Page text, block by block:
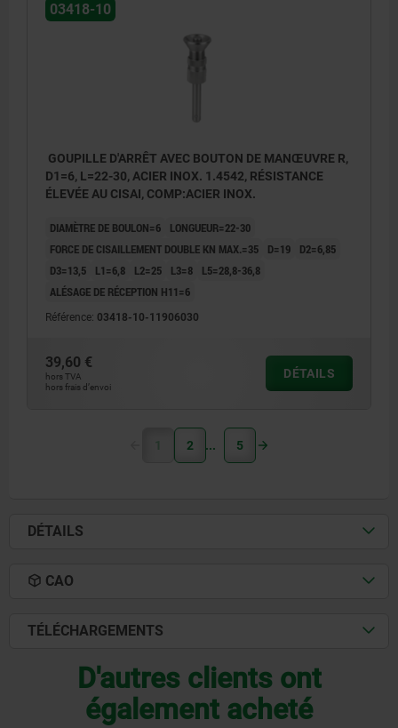
03418-10
GOUPILLE D'ARRÊT AVEC BOUTON DE MANŒUVRE R,
D1=6, L=22-30, ACIER INOX. 1.4542, RÉSISTANCE
ÉLEVÉE AU CISAI, COMP:ACIER INOX.
DIAMÈTRE DE BOULON=6
LONGUEUR=22-30
FORCE DE CISAILLEMENT DOUBLE KN MAX.=35
D=19
D2=6,85
D3=13,5
L1=6,8 L2=25 L3=8
L5=28,8-36,8
ALÉSAGE DE RÉCEPTION H11=6
Référence: 03418-10-11906030
39,60 €
hors TVA
hors frais d’envoi
DÉTAILS
1 2 5
DÉTAILS
CAO
TÉLÉCHARGEMENTS
D'autres clients ont
également acheté